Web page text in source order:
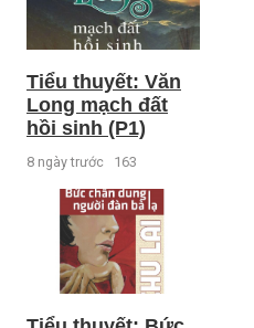
Tiểu thuyết: Văn
Long mạch đất
hồi sinh (P1)
8 ngày trước 163